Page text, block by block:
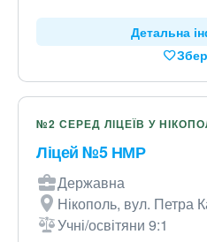
Детальна
№2 СЕРЕД ЛІЦЕЇВ У
Ліцей №5 НМР
Державна
Нікополь, вул. Петра
Учні/освітяни 9:1